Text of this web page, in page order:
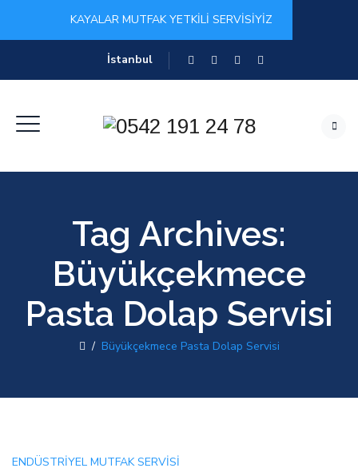
KAYALAR MUTFAK YETKİLİ SERVİSİYİZ
İstanbul
Tag Archives:
Büyükçekmece
Pasta Dolap Servisi
/ Büyükçekmece Pasta Dolap Servisi
ENDÜSTRIYEL MUTFAK SERVISI